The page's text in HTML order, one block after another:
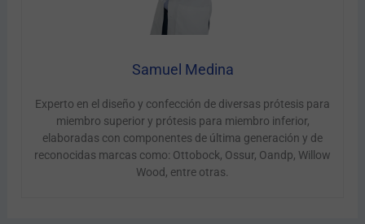
Samuel Medina
Experto en el diseño y confección de diversas prótesis para
miembro superior y prótesis para miembro inferior,
elaboradas con componentes de última generación y de
reconocidas marcas como: Ottobock, Ossur, Oandp, Willow
Wood, entre otras.